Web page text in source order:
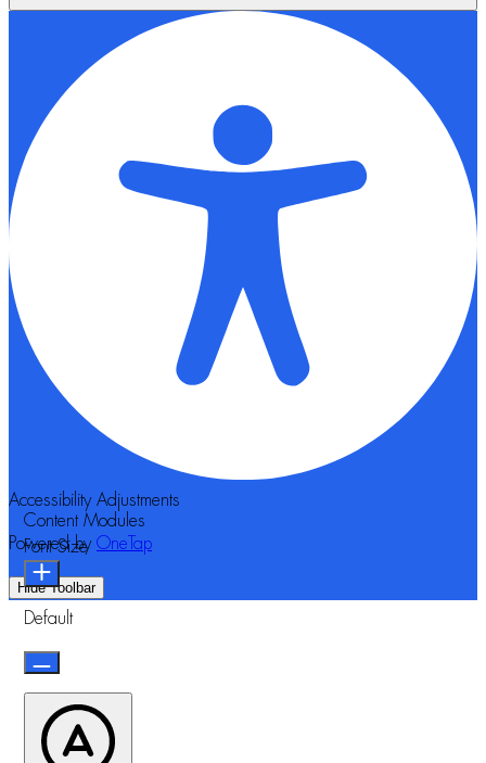
Accessibility Adjustments
Powered by OneTap
Hide Toolbar
Content Modules
Font Size
Default